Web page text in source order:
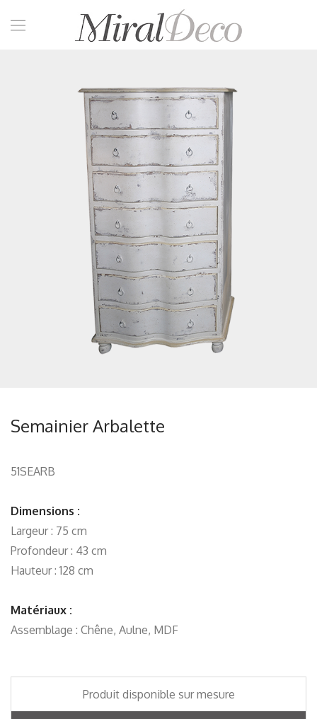
Semainier Arbalette
51SEARB
Dimensions :
Largeur : 75 cm
Profondeur : 43 cm
Hauteur : 128 cm
Matériaux :
Assemblage : Chêne, Aulne, MDF
Produit disponible sur mesure